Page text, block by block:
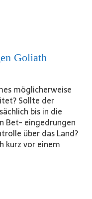
Goliath
möglicherweise
Sollte der
bis in die
Bet- eingedrungen
über das Land?
kurz vor einem